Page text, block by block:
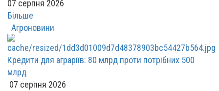
07 серпня 2026
Більше
Агроновини
Кредити для аграріїв: 80 млрд проти потрібних 500
млрд
07 серпня 2026